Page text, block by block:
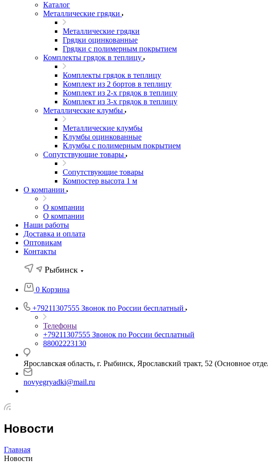
Каталог
Металлические грядки
Металлические грядки
Грядки оцинкованные
Грядки с полимерным покрытием
Комплекты грядок в теплицу
Комплекты грядок в теплицу
Комплект из 2 бортов в теплицу
Комплект из 2-х грядок в теплицу
Комплект из 3-х грядок в теплицу
Металлические клумбы
Металлические клумбы
Клумбы оцинкованные
Клумбы с полимерным покрытием
Сопутствующие товары
Сопутствующие товары
Компостер высота 1 м
О компании
О компании
О компании
Наши работы
Доставка и оплата
Оптовикам
Контакты
Рыбинск
0 Корзина
+79211307555 Звонок по России бесплатный
Телефоны
+79211307555 Звонок по России бесплатный
88002223130
Ярославская область, г. Рыбинск, Ярославский тракт, 52 (Основное
novyegryadki@mail.ru
Новости
Главная
Новости